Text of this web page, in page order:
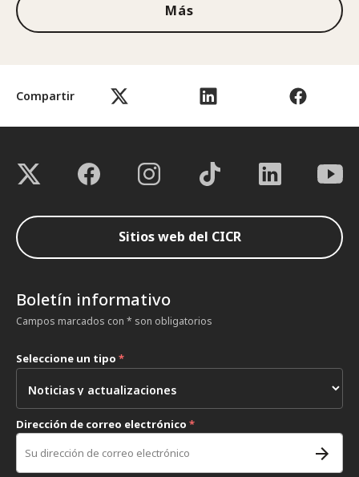
Compartir
Más
Sitios web del CICR
Boletín informativo
Campos marcados con * son obligatorios
Seleccione un tipo *
Dirección de correo electrónico *